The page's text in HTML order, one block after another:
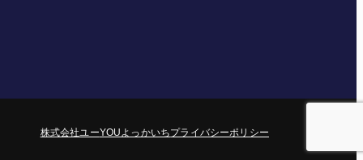
株式会社ユーYOUよっかいちプライバシーポリシー